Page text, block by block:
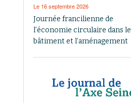
Le 16 septembre 2026
Journée francilienne de
l’économie circulaire dans le
bâtiment et l’aménagement